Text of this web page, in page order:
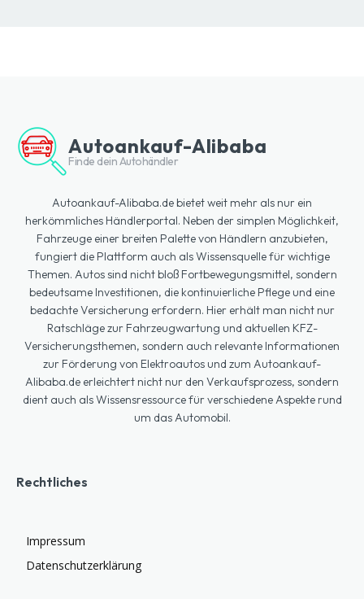
Autoankauf-Alibaba
Finde dein Autohändler
Autoankauf-Alibaba.de bietet weit mehr als nur ein
herkömmliches Händlerportal. Neben der simplen Möglichkeit,
Fahrzeuge einer breiten Palette von Händlern anzubieten,
fungiert die Plattform auch als Wissensquelle für wichtige
Themen. Autos sind nicht bloß Fortbewegungsmittel, sondern
bedeutsame Investitionen, die kontinuierliche Pflege und eine
bedachte Versicherung erfordern. Hier erhält man nicht nur
Ratschläge zur Fahrzeugwartung und aktuellen KFZ-
Versicherungsthemen, sondern auch relevante Informationen
zur Förderung von Elektroautos und zum Autoankauf-
Alibaba.de erleichtert nicht nur den Verkaufsprozess, sondern
dient auch als Wissensressource für verschiedene Aspekte rund
um das Automobil.
Rechtliches
Impressum
Datenschutzerklärung